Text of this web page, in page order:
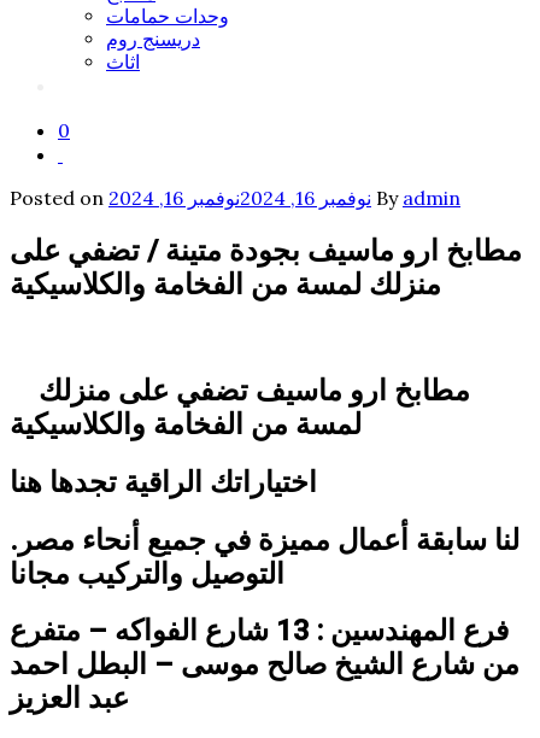
وحدات حمامات
دريسنج روم
اثاث
0
Posted on نوفمبر 16, 2024 نوفمبر 16, 2024 By admin
مطابخ ارو ماسيف بجودة متينة / تضفي على
منزلك لمسة من الفخامة والكلاسيكية
لمسة من الفخامة والكلاسيكية
اختياراتك الراقية تجدها هنا
لنا سابقة أعمال مميزة في جميع أنحاء مصر.
التوصيل والتركيب مجانا
فرع المهندسين : 13 شارع الفواكه – متفرع
من شارع الشيخ صالح موسى – البطل احمد
عبد العزيز